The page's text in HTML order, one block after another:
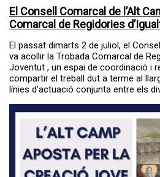
El Consell Comarcal de l’Alt
Comarcal de Regidories
El passat dimarts 2 de juliol, el
va acollir la Trobada Comarcal de
Joventut , un espai de coordinació i
compartir el treball dut a terme al
línies d’actuació conjunta entre els